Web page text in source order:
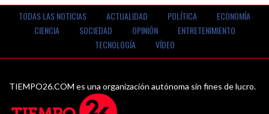
TODAS LAS NOTICIAS ACTUALIDAD POLÍTICA
ECONOMÍA
CIENCIA
SOCIEDAD OPINIÓN
ENTRETENIMIENTO
TECNOLOGÍA
VÍDEO
TIEMPO26.COM es una organización autónoma sin fines de lucro.